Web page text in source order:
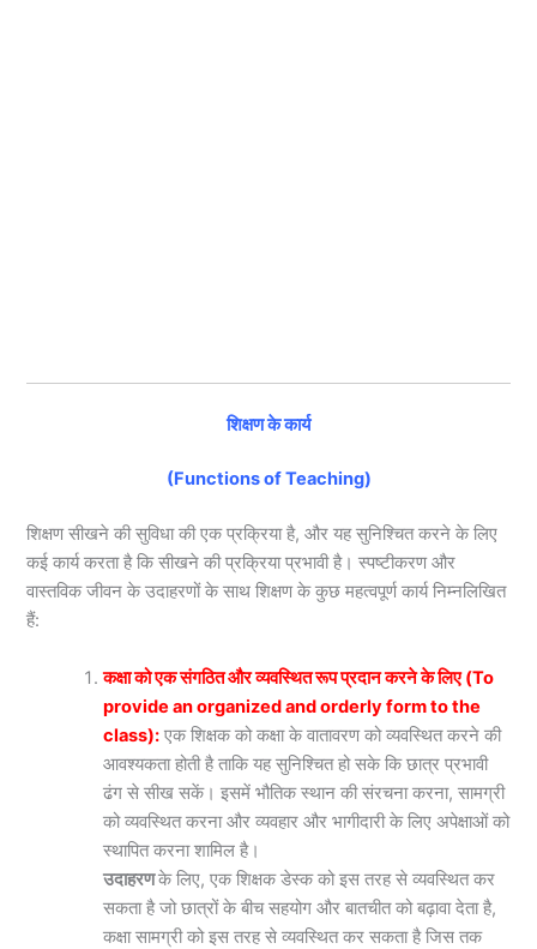
शिक्षण के कार्य
(Functions of Teaching)
शिक्षण सीखने की सुविधा की एक प्रक्रिया है, और यह सुनिश्चित करने के लिए
कई कार्य करता है कि सीखने की प्रक्रिया प्रभावी है। स्पष्टीकरण और
वास्तविक जीवन के उदाहरणों के साथ शिक्षण के कुछ महत्वपूर्ण कार्य निम्नलिखित
हैं:
कक्षा को एक संगठित और व्यवस्थित रूप प्रदान करने के लिए (To
provide an organized and orderly form to the
class): एक शिक्षक को कक्षा के वातावरण को व्यवस्थित करने की
आवश्यकता होती है ताकि यह सुनिश्चित हो सके कि छात्र प्रभावी
ढंग से सीख सकें। इसमें भौतिक स्थान की संरचना करना, सामग्री
को व्यवस्थित करना और व्यवहार और भागीदारी के लिए अपेक्षाओं को
स्थापित करना शामिल है।
उदाहरणके लिए, एक शिक्षक डेस्क को इस तरह से व्यवस्थित कर
सकता है जो छात्रों के बीच सहयोग और बातचीत को बढ़ावा देता है,
कक्षा सामग्री को इस तरह से व्यवस्थित कर सकता है जिस तक